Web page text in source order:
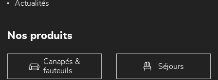
Actualités
Nos produits
Canapés &
fauteuils
Séjours